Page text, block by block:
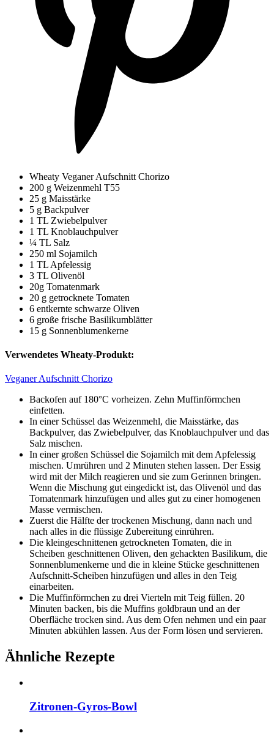
Wheaty Veganer Aufschnitt Chorizo
200 g Weizenmehl T55
25 g Maisstärke
5 g Backpulver
1 TL Zwiebelpulver
1 TL Knoblauchpulver
¼ TL Salz
250 ml Sojamilch
1 TL Apfelessig
3 TL Olivenöl
20g Tomatenmark
20 g getrocknete Tomaten
6 entkernte schwarze Oliven
6 große frische Basilikumblätter
15 g Sonnenblumenkerne
Verwendetes Wheaty-Produkt:
Veganer Aufschnitt Chorizo
Backofen auf 180°C vorheizen. Zehn Muffinförmchen
einfetten.
In einer Schüssel das Weizenmehl, die Maisstärke, das
Backpulver, das Zwiebelpulver, das Knoblauchpulver und das
Salz mischen.
In einer großen Schüssel die Sojamilch mit dem Apfelessig
mischen. Umrühren und 2 Minuten stehen lassen. Der Essig
wird mit der Milch reagieren und sie zum Gerinnen bringen.
Wenn die Mischung gut eingedickt ist, das Olivenöl und das
Tomatenmark hinzufügen und alles gut zu einer homogenen
Masse vermischen.
Zuerst die Hälfte der trockenen Mischung, dann nach und
nach alles in die flüssige Zubereitung einrühren.
Die kleingeschnittenen getrockneten Tomaten, die in
Scheiben geschnittenen Oliven, den gehackten Basilikum, die
Sonnenblumenkerne und die in kleine Stücke geschnittenen
Aufschnitt-Scheiben hinzufügen und alles in den Teig
einarbeiten.
Die Muffinförmchen zu drei Vierteln mit Teig füllen. 20
Minuten backen, bis die Muffins goldbraun und an der
Oberfläche trocken sind. Aus dem Ofen nehmen und ein paar
Minuten abkühlen lassen. Aus der Form lösen und servieren.
Ähnliche Rezepte
Zitronen-Gyros-Bowl